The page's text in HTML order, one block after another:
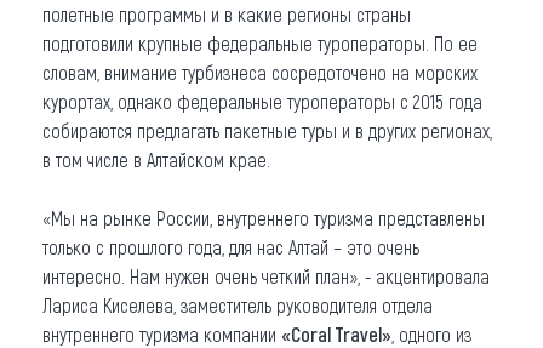
полетные программы и в какие регионы страны
подготовили крупные федеральные туроператоры. По ее
словам, внимание турбизнеса сосредоточено на морских
курортах, однако федеральные туроператоры с 2015 года
собираются предлагать пакетные туры и в других регионах,
в том числе в Алтайском крае.
«Мы на рынке России, внутреннего туризма представлены
только с прошлого года, для нас Алтай – это очень
интересно. Нам нужен очень четкий план», - акцентировала
Лариса Киселева, заместитель руководителя отдела
внутреннего туризма компании «Coral Travel» , одного из